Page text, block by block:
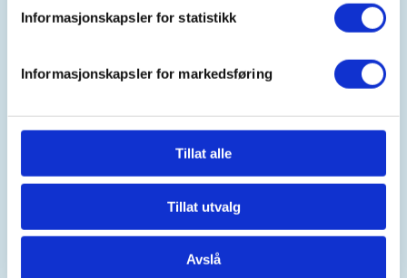
Informasjonskapsler for statistikk
Informasjonskapsler for markedsføring
Tillat alle
Tillat utvalg
Avslå
Oppmøte: Granåsen kl. 10.00 for kameratkjøring
Haug 97995483, Bjørn Otto Haug 92819989.
Bosbergheia, men vi følger skogsveien opp et godt
fortsetter etter hvert ned til Elsetåsveien som vi
følger tilbake til p-plass. Flere fine utsiktspunkter
underveis bl.a. Bakkplassen med gapahuk for en pust
i bakken! Hovedrasten tar vi med flott utsikt over
Byneset, mot Geitastranda over